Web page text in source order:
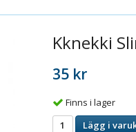
Kknekki
35 kr
Finns i lager
Lägg i